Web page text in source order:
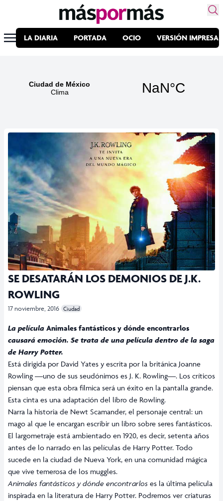
LA DIARIA PORTADA OCIO VERSIÓN IMPRESA
SE DESATARÁN LOS DEMONIOS DE J.K.
ROWLING
17 noviembre, 2016 Ciudad
La película Animales fantásticos y dónde encontrarlos
causará emoción. Se trata de una película dentro de la saga
de Harry Potter.
Está dirigida por David Yates y escrita por la británica Joanne
Rowling —uno de sus seudónimos es J. K. Rowling—. Los críticos
piensan que esta obra fílmica será un éxito en la pantalla grande.
Esta cinta es una adaptación del libro de Rowling.
Narra la historia de Newt Scamander, el personaje central: un
mago al que le encargan escribir un libro sobre seres fantásticos.
El largometraje está ambientado en 1920, es decir, setenta años
antes de lo narrado en las películas de Harry Potter. Todo
sucede en la ciudad de Nueva York, en una comunidad mágica
que vive temerosa de los muggles.
Animales fantásticos y dónde encontrarlos es la última película
inspirada en la literatura de Harry Potter. Podremos ver criaturas